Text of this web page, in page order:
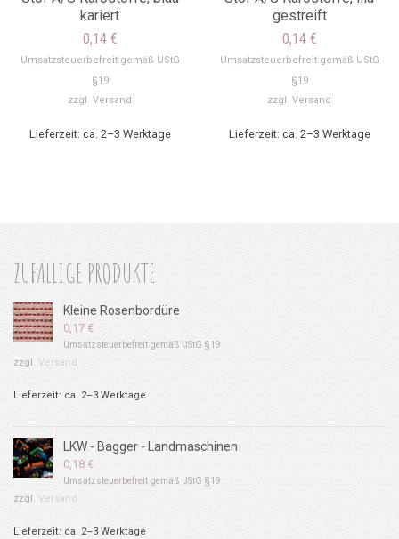
kariert
0,14 €
Umsatzsteuerbefreit gemäß UStG
§19
zzgl. Versand
Lieferzeit: ca. 2–3 Werktage
gestreift
0,14 €
Umsatzsteuerbefreit gemäß UStG
§19
zzgl. Versand
Lieferzeit: ca. 2–3 Werktage
ZUFÄLLIGE PRODUKTE
Kleine Rosenbordüre
0,17 €
Umsatzsteuerbefreit gemäß UStG §19
zzgl. Versand
Lieferzeit: ca. 2–3 Werktage
LKW - Bagger - Landmaschinen
0,18 €
Umsatzsteuerbefreit gemäß UStG §19
zzgl. Versand
Lieferzeit: ca. 2–3 Werktage